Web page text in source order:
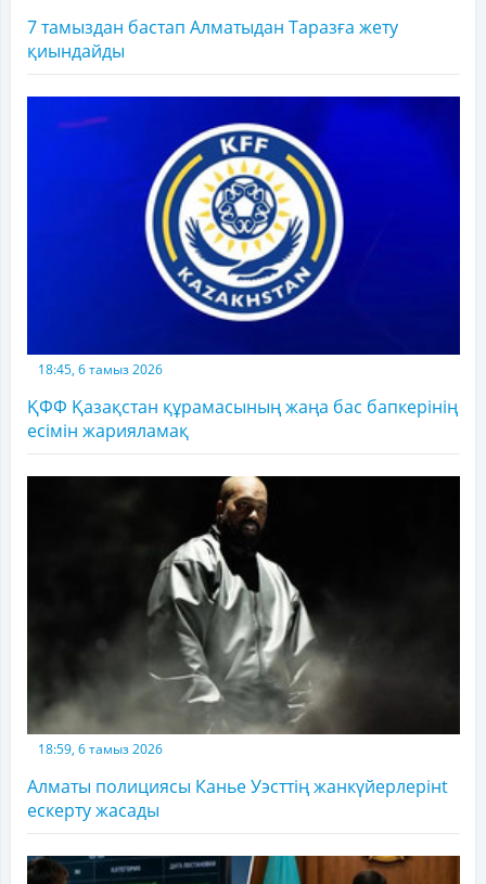
7 тамыздан бастап Алматыдан Таразға жету
қиындайды
18:45, 6 тамыз 2026
ҚФФ Қазақстан құрамасының жаңа бас бапкерінің
есімін жарияламақ
18:59, 6 тамыз 2026
Алматы полициясы Канье Уэсттің жанкүйерлерінt
ескерту жасады